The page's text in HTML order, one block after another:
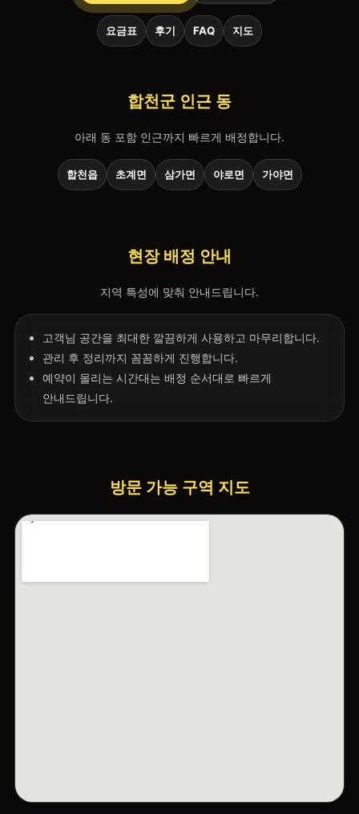
요금표 후기 FAQ 지도
합천군 인근 동
아래 동 포함 인근까지 빠르게 배정합니다.
합천읍 초계면 삼가면 야로면 가야면
현장 배정 안내
지역 특성에 맞춰 안내드립니다.
고객님 공간을 최대한 깔끔하게 사용하고 마무리합니다.
관리 후 정리까지 꼼꼼하게 진행합니다.
예약이 몰리는 시간대는 배정 순서대로 빠르게
안내드립니다.
방문 가능 구역 지도